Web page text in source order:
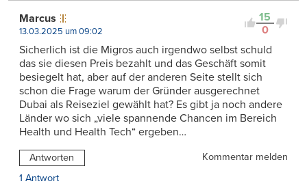
15
0
Marcus
13.03.2025 um 09:02
Sicherlich ist die Migros auch irgendwo selbst schuld
das sie diesen Preis bezahlt und das Geschäft somit
besiegelt hat, aber auf der anderen Seite stellt sich
schon die Frage warum der Gründer ausgerechnet
Dubai als Reiseziel gewählt hat? Es gibt ja noch andere
Länder wo sich „viele spannende Chancen im Bereich
Health und Health Tech“ ergeben…
Antworten
Kommentar melden
1 Antwort